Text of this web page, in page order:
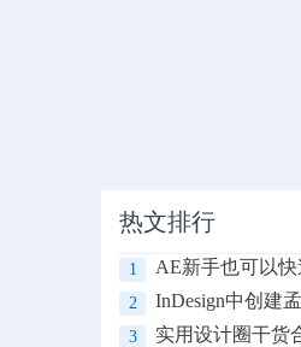
热文排行
1 AE新手也可以
2 InDesign中创建
3 实用设计圈干货